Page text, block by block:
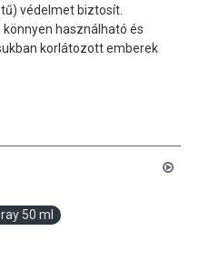
védelmet biztosít.
használható és
korlátozott emberek
50 ml